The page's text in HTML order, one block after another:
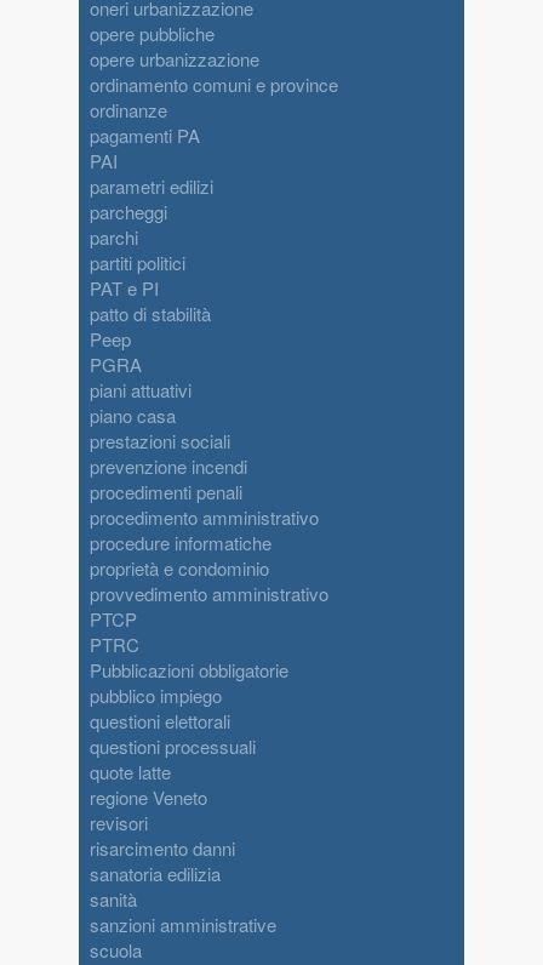
oneri urbanizzazione
opere pubbliche
opere urbanizzazione
ordinamento comuni e province
ordinanze
pagamenti PA
PAI
parametri edilizi
parcheggi
parchi
partiti politici
PAT e PI
patto di stabilità
Peep
PGRA
piani attuativi
piano casa
prestazioni sociali
prevenzione incendi
procedimenti penali
procedimento amministrativo
procedure informatiche
proprietà e condominio
provvedimento amministrativo
PTCP
PTRC
Pubblicazioni obbligatorie
pubblico impiego
questioni elettorali
questioni processuali
quote latte
regione Veneto
revisori
risarcimento danni
sanatoria edilizia
sanità
sanzioni amministrative
scuola